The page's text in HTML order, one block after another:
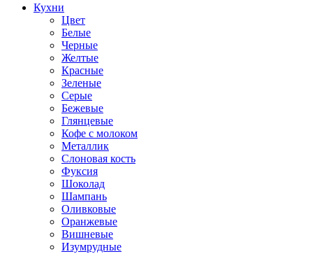
Кухни
Цвет
Белые
Черные
Желтые
Красные
Зеленые
Серые
Бежевые
Глянцевые
Кофе с молоком
Металлик
Слоновая кость
Фуксия
Шоколад
Шампань
Оливковые
Оранжевые
Вишневые
Изумрудные